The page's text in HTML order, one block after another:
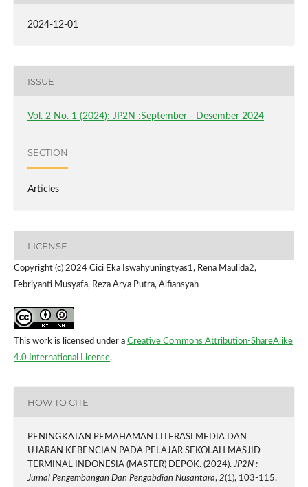
2024-12-01
ISSUE
Vol. 2 No. 1 (2024): JP2N :September - Desember 2024
SECTION
Articles
LICENSE
Copyright (c) 2024 Cici Eka Iswahyuningtyas1, Rena Maulida2,
Febriyanti Musyafa, Reza Arya Putra, Alfiansyah
This work is licensed under a Creative Commons Attribution-ShareAlike
4.0 International License.
HOW TO CITE
PENINGKATAN PEMAHAMAN LITERASI MEDIA DAN
UJARAN KEBENCIAN PADA PELAJAR SEKOLAH MASJID
TERMINAL INDONESIA (MASTER) DEPOK. (2024).JP2N :
Jurnal Pengembangan Dan Pengabdian Nusantara, 2(1), 103-115.